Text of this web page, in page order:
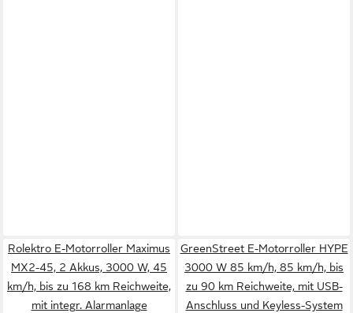
Rolektro E-Motorroller Maximus
MX2-45, 2 Akkus, 3000 W, 45
km/h, bis zu 168 km Reichweite,
mit integr. Alarmanlage
GreenStreet E-Motorroller HYPE
3000 W 85 km/h, 85 km/h, bis
zu 90 km Reichweite, mit USB-
Anschluss und Keyless-System